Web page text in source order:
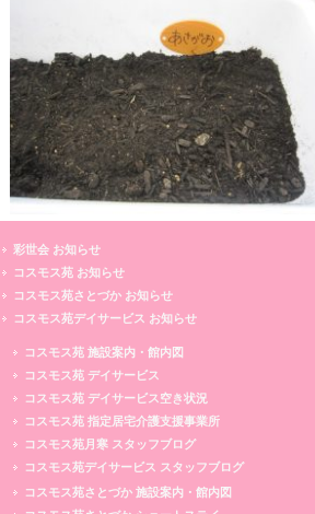
彩世会 お知らせ
コスモス苑 お知らせ
コスモス苑さとづか お知らせ
コスモス苑デイサービス お知らせ
コスモス苑 施設案内・館内図
コスモス苑 デイサービス
コスモス苑 デイサービス空き状況
コスモス苑 指定居宅介護支援事業所
コスモス苑月寒 スタッフブログ
コスモス苑デイサービス スタッフブログ
コスモス苑さとづか 施設案内・館内図